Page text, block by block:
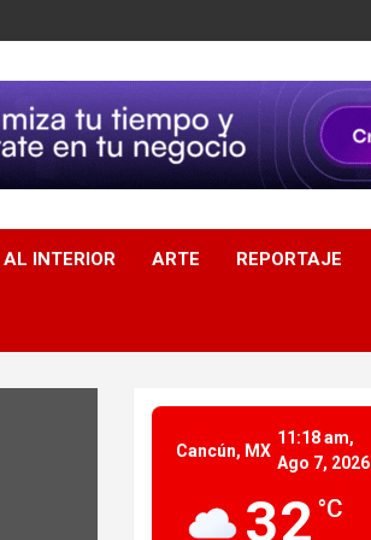
AL INTERIOR ARTE REPORTAJE
Cancún, MX
11:18 am,
Ago 7, 2026
32 °C